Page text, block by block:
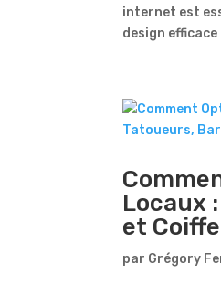
internet est
design efficace
Locaux
et
par Grégory